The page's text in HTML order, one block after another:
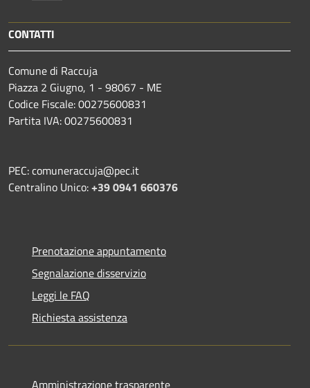
CONTATTI
Comune di Raccuja
Piazza 2 Giugno, 1 - 98067 - ME
Codice Fiscale: 00275600831
Partita IVA: 00275600831
PEC: comuneraccuja@pec.it
Centralino Unico:+39 0941 660376
Prenotazione appuntamento
Segnalazione disservizio
Leggi le FAQ
Richiesta assistenza
Amministrazione trasparente